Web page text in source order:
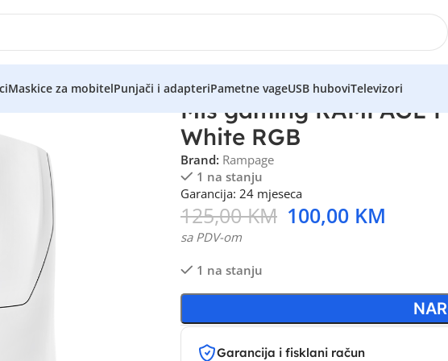
Maskice za mobitelPunjači i adapteriPametne vageUSB huboviTelevizori
Miš gaming RAMPAGE
White RGB
Brand: Rampage
1 na stanju
Garancija: 24 mjeseca
125,00KM 100,00 KM
sa PDV-om
1 na stanju
Garancija i fisklani račun